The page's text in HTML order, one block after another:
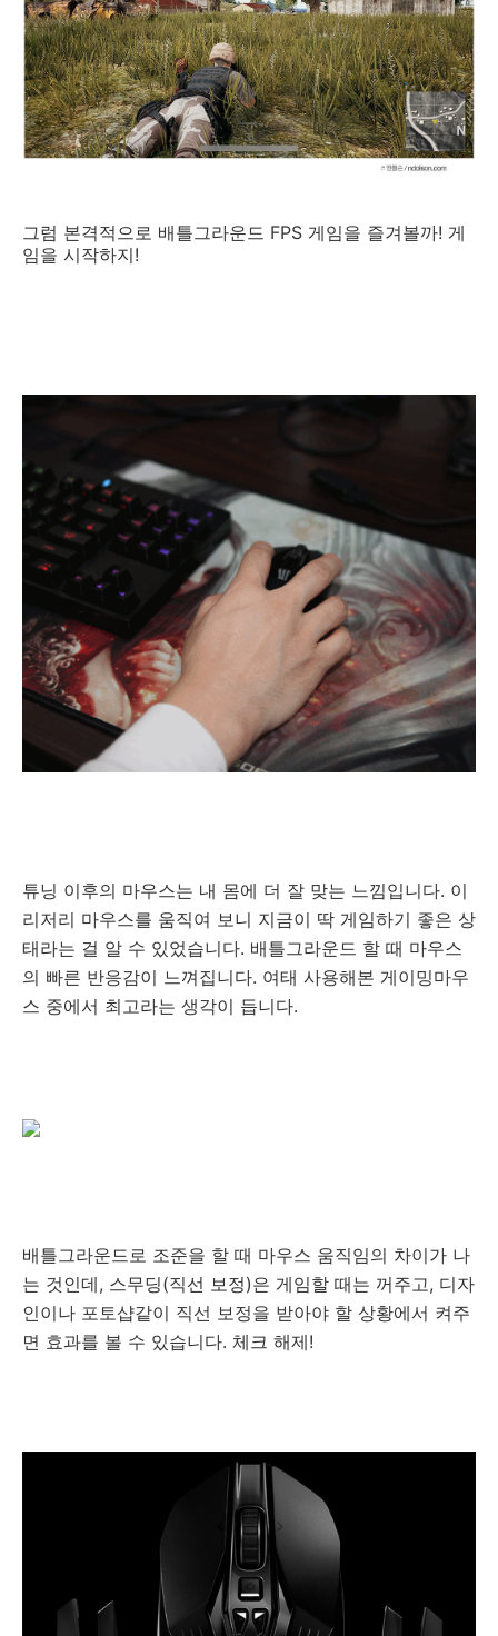
그럼 본격적으로 배틀그라운드 FPS 게임을 즐겨볼까! 게
임을 시작하지!
튜닝 이후의 마우스는 내 몸에 더 잘 맞는 느낌입니다. 이
리저리 마우스를 움직여 보니 지금이 딱 게임하기 좋은 상
태라는 걸 알 수 있었습니다. 배틀그라운드 할 때 마우스
의 빠른 반응감이 느껴집니다. 여태 사용해본 게이밍마우
스 중에서 최고라는 생각이 듭니다.
배틀그라운드로 조준을 할 때 마우스 움직임의 차이가 나
는 것인데, 스무딩(직선 보정)은 게임할 때는 꺼주고, 디자
인이나 포토샵같이 직선 보정을 받아야 할 상황에서 켜주
면 효과를 볼 수 있습니다. 체크 해제!